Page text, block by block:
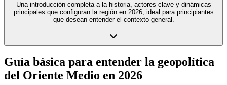
Una introducción completa a la historia, actores clave y dinámicas
principales que configuran la región en 2026, ideal para principiantes
que desean entender el contexto general.
Guía básica para entender la geopolítica
del Oriente Medio en 2026